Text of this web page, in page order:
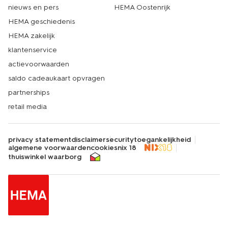
nieuws en pers
HEMA geschiedenis
HEMA zakelijk
klantenservice
actievoorwaarden
saldo cadeaukaart opvragen
partnerships
retail media
HEMA Oostenrijk
privacy statementdisclaimersecuritytoegankelijkheid
algemene voorwaardencookiesnix 18
thuiswinkel waarborg